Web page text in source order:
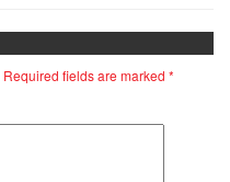
Required fields are marked *